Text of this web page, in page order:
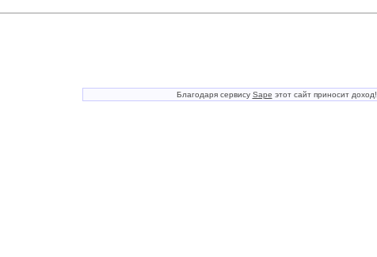
Благодаря сервису Sape этот сайт приносит доход!